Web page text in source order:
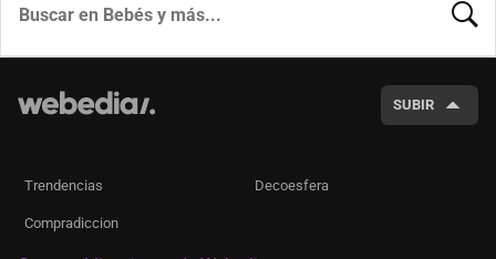
SUBIR
Trendencias Decoesfera
Compradiccion